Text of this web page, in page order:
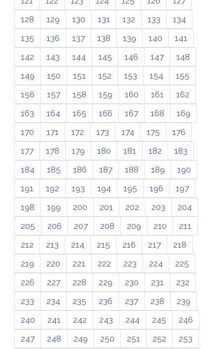
128
129 130 131 132 133
134
135
136 137 138 139 140
141
142
143 144 145 146 147
148
149
150 151 152 153 154
155
156
157 158 159 160 161
162
163
164 165 166 167 168
169
170
171 172 173 174 175
176
177
178 179 180 181 182
183
184
185 186 187 188 189
190
191
192 193 194 195 196
197
198
199 200 201 202 203
204
205
206 207 208 209 210
211
212
213 214 215 216 217
218
219
220 221 222 223 224
225
226
227 228 229 230 231
232
233
234 235 236 237 238
239
240
241 242 243 244 245
246
247
248 249 250 251 252
253